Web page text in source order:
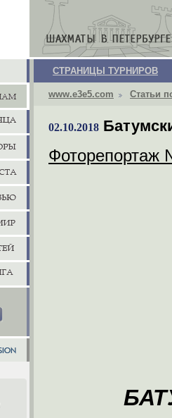
СТРАНИЦЫ ТУРНИРОВ
www.e3e5.com Статьи
02.10.2018
Фоторепортаж